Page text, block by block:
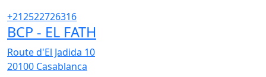
+212522726316
BCP - EL FATH
Route d'El Jadida 10
20100 Casablanca